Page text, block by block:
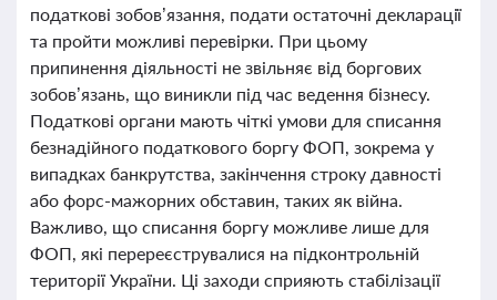
податкові зобов’язання, подати остаточні декларації
та пройти можливі перевірки. При цьому
припинення діяльності не звільняє від боргових
зобов’язань, що виникли під час ведення бізнесу.
Податкові органи мають чіткі умови для списання
безнадійного податкового боргу ФОП, зокрема у
випадках банкрутства, закінчення строку давності
або форс-мажорних обставин, таких як війна.
Важливо, що списання боргу можливе лише для
ФОП, які перереєструвалися на підконтрольній
території України. Ці заходи сприяють стабілізації